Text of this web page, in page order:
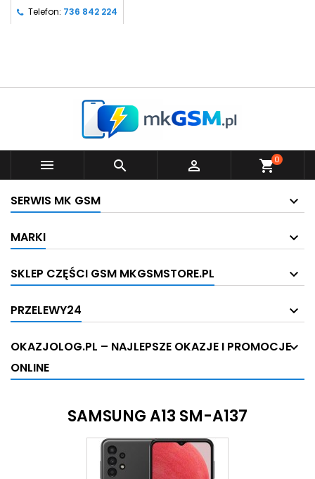
Telefon: 736 842 224
   shopping_cart0
SERWIS MK GSM
MARKI
SKLEP CZĘŚCI GSM MKGSMSTORE.PL
PRZELEWY24
OKAZJOLOG.PL – NAJLEPSZE OKAZJE I PROMOCJE
ONLINE
SAMSUNG A13 SM-A137